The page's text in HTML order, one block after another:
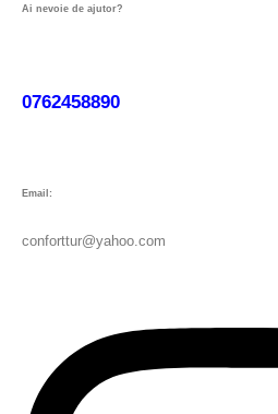
Ai nevoie de ajutor?
0762458890
Email:
conforttur@yahoo.com